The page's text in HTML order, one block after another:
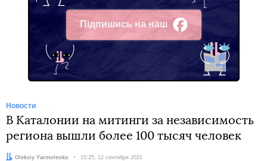
Підпишись на наш
Facebook
Новости
В Каталонии на митинги за независимость
региона вышли более 100 тысяч человек
Автор:
Oleksiy Yarmolenko Дата:
15:25, 12 сентября 2021